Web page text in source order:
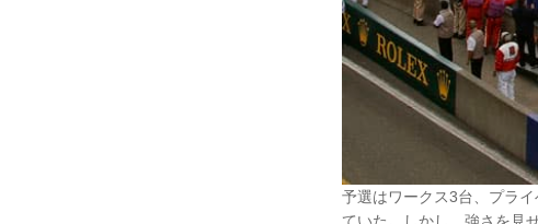
予選はワークス3台、プラ